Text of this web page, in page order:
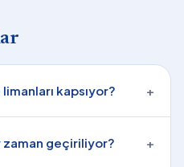
kapsıyor? +
geçiriliyor? +